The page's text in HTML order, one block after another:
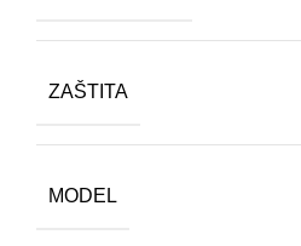
ZAŠTITA
MODEL